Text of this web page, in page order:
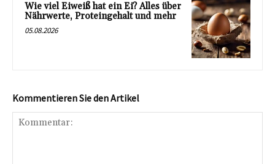
Wie viel Eiweiß hat ein Ei? Alles über
Nährwerte, Proteingehalt und mehr
05.08.2026
Kommentieren Sie den Artikel